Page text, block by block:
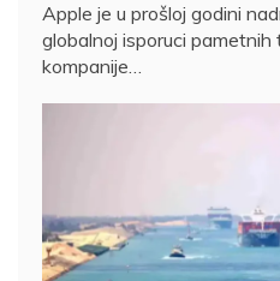
Apple je u prošloj godini
globalnoj isporuci
kompanije…